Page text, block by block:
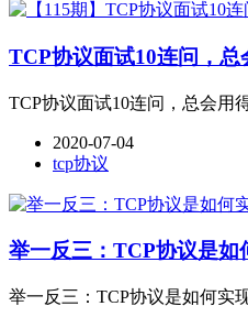
TCP协议面试10连问，
TCP协议面试10连问，总会用
2020-07-04
tcp协议
举一反三：TCP协议是如
举一反三：TCP协议是如何实